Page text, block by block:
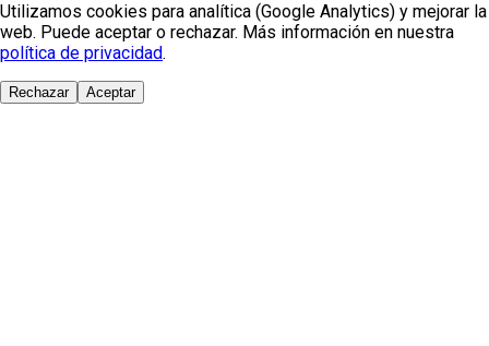
Utilizamos cookies para analítica (Google Analytics) y mejorar la
web. Puede aceptar o rechazar. Más información en nuestra
política de privacidad.
Rechazar Aceptar